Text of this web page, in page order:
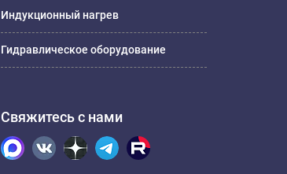
Индукционный нагрев
Гидравлическое оборудование
Свяжитесь с нами